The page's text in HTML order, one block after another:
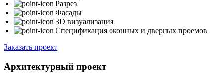
Разрез
Фасады
3D визуализация
Спецификация оконных и дверных проемов
Заказать проект
Архитектурный проект